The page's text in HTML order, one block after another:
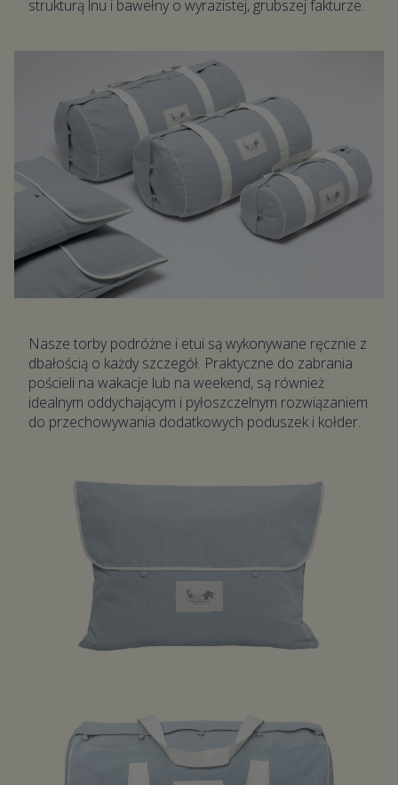
strukturą lnu i bawełny o wyrazistej, grubszej fakturze.
Nasze torby podróżne i etui są wykonywane ręcznie z
dbałością o każdy szczegół. Praktyczne do zabrania
pościeli na wakacje lub na weekend, są również
idealnym oddychającym i pyłoszczelnym rozwiązaniem
do przechowywania dodatkowych poduszek i kołder.